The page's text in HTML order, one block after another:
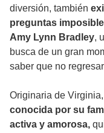
diversión, también
preguntas
Amy Lynn Bradley,
busca de un gran
saber que no
Originaria de
conocida por su
activa y amorosa,